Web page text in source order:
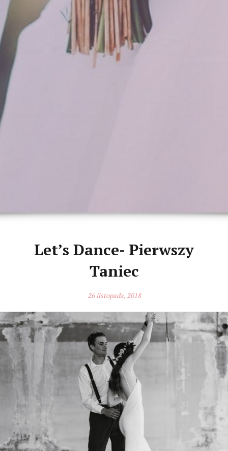
Let’s Dance- Pierwszy
Taniec
26 listopada, 2018